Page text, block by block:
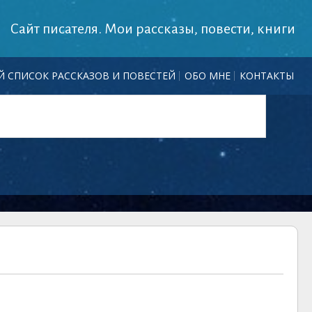
Сайт писателя. Мои рассказы, повести, книги
СПИСОК РАССКАЗОВ И ПОВЕСТЕЙ ОБО МНЕ КОНТАКТЫ